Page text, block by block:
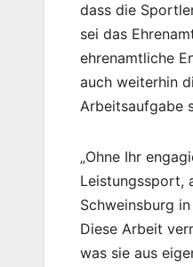
dass die
sei das
ehrenamtliche
auch weiterhin
Arbeitsaufgabe
„Ohne Ihr
Leistungssport,
Schweinsburg
Diese Arbeit
was sie aus